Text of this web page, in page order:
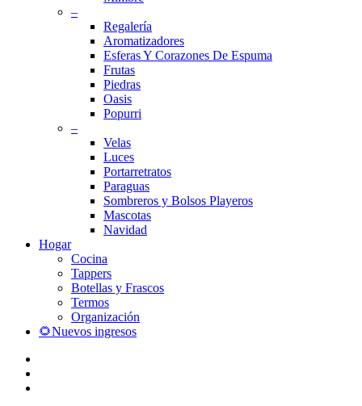
–
Regalería
Aromatizadores
Esferas Y Corazones De Espuma
Frutas
Piedras
Oasis
Popurri
–
Velas
Luces
Portarretratos
Paraguas
Sombreros y Bolsos Playeros
Mascotas
Navidad
Hogar
Cocina
Tappers
Botellas y Frascos
Termos
Organización
🌻Nuevos ingresos